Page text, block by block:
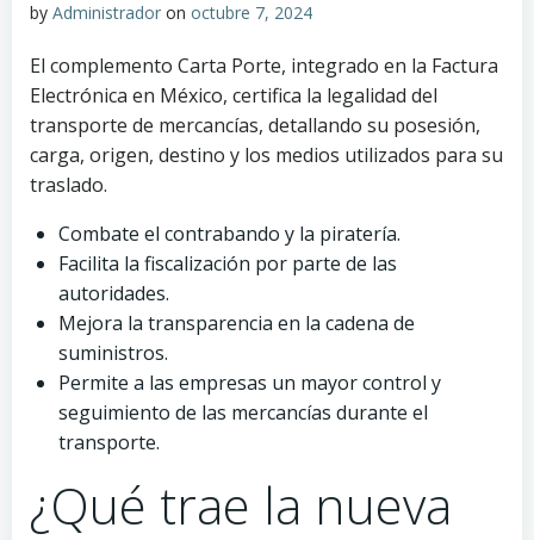
by Administrador on octubre 7, 2024
El complemento Carta Porte, integrado en la Factura
Electrónica en México, certifica la legalidad del
transporte de mercancías, detallando su posesión,
carga, origen, destino y los medios utilizados para su
traslado.
Combate el contrabando y la piratería.
Facilita la fiscalización por parte de las
autoridades.
Mejora la transparencia en la cadena de
suministros.
Permite a las empresas un mayor control y
seguimiento de las mercancías durante el
transporte.
¿Qué trae la nueva